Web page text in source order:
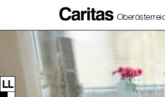
Zum Inhalt dieser Seite
Zur Navigation
Zum Footer dieser Seite
LL